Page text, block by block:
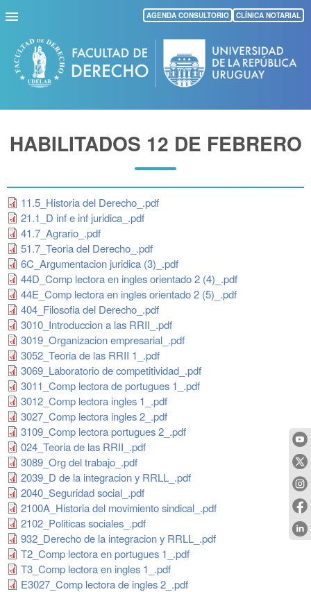
Pasar
al
contenido
principal
AGENDA CONSULTORIO CLÍNICA NOTARIAL
HABILITADOS 12 DE FEBRERO
11.5_Historia del Derecho_.pdf
21.1_D inf e inf juridica_.pdf
41.7_Agrario_.pdf
51.7_Teoria del Derecho_.pdf
6C_Argumentacion juridica (3)_.pdf
44D_Comp lectora en ingles orientado 2 (4)_.pdf
44E_Comp lectora en ingles orientado 2 (5)_.pdf
404_Filosofia del Derecho_.pdf
3010_Introduccion a las RRII_.pdf
3019_Organizacion empresarial_.pdf
3052_Teoria de las RRII 1_.pdf
3069_Laboratorio de competitividad_.pdf
3011_Comp lectora de portugues 1_.pdf
3012_Comp lectora ingles 1_.pdf
3027_Comp lectora ingles 2_.pdf
3109_Comp lectora portugues 2_.pdf
024_Teoria de las RRII_.pdf
3089_Org del trabajo_.pdf
2039_D de la integracion y RRLL_.pdf
2040_Seguridad social_.pdf
2100A_Historia del movimiento sindical_.pdf
2102_Politicas sociales_.pdf
932_Derecho de la integracion y RRLL_.pdf
T2_Comp lectora en portugues 1_.pdf
T3_Comp lectora en ingles 1_.pdf
E3027_Comp lectora de ingles 2_.pdf